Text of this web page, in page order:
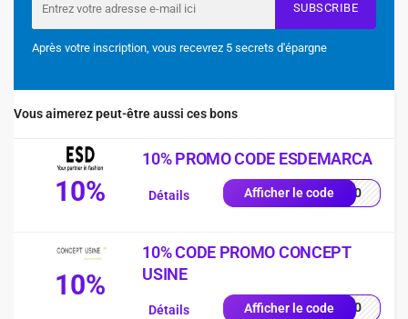
SUBSCRIBE
Après votre inscription, vous recevrez 5 secrets d'épargne
Vous aimerez peut-être aussi ces bons
10%
10% PROMO CODE ESDEMARCA
Afficher le codeSD10
Détails
10%
10% CODE PROMO CONCEPT
USINE
Afficher le codeIN10
Détails